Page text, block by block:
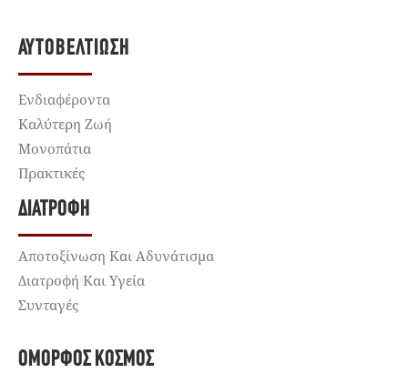
ΑΥΤΟΒΕΛΤΊΩΣΗ
Ενδιαφέροντα
Καλύτερη Ζωή
Μονοπάτια
Πρακτικές
ΔΙΑΤΡΟΦΉ
Αποτοξίνωση Και Αδυνάτισμα
Διατροφή Και Υγεία
Συνταγές
ΌΜΟΡΦΟΣ ΚΌΣΜΟΣ